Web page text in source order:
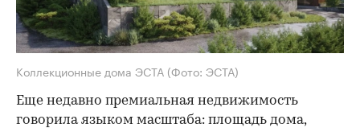
Коллекционные дома ЭСТА (Фото: ЭСТА)
Еще недавно премиальная недвижимость
говорила языком масштаба: площадь дома,